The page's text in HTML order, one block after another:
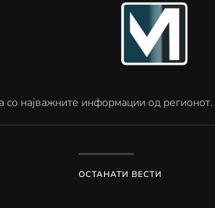
најважните информации од регионот.
ОСТАНАТИ ВЕСТИ